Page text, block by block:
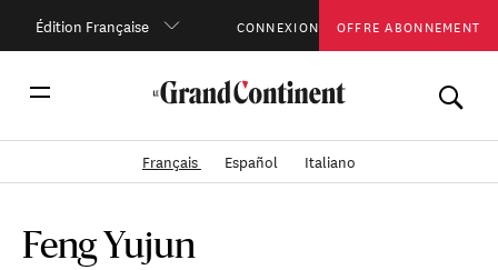
Édition Française CONNEXION OFFRE ABONNEMENT
Français Español Italiano
Feng Yujun